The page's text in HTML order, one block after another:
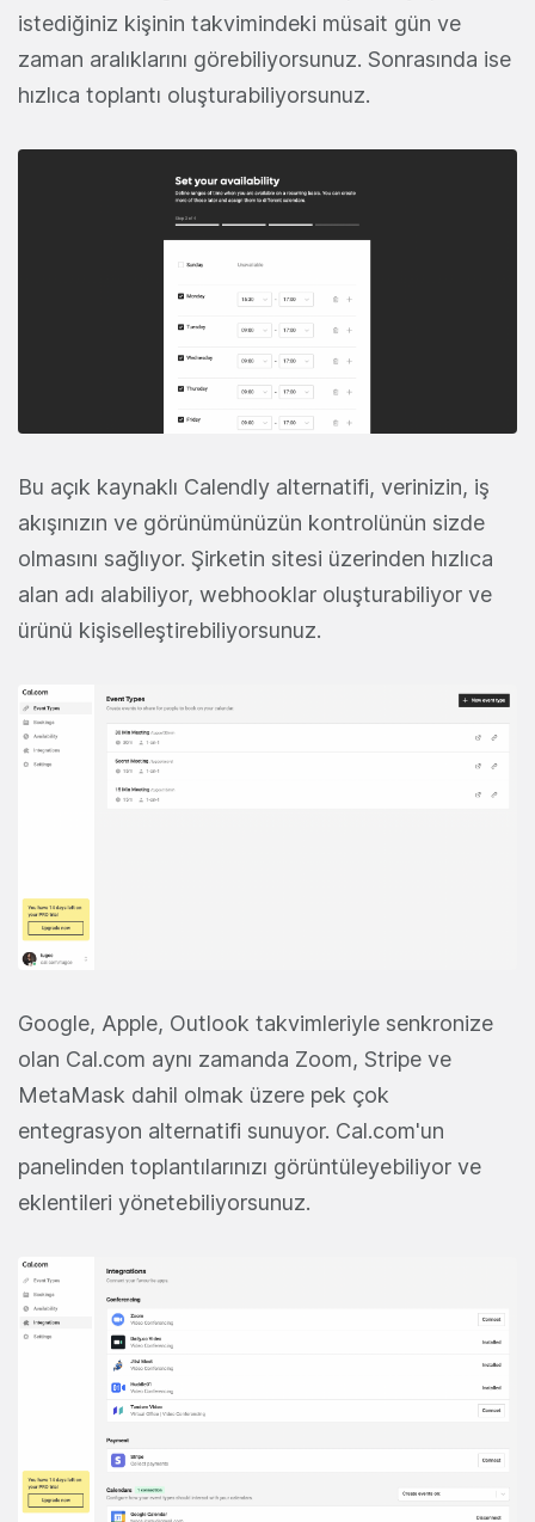
istediğiniz kişinin takvimindeki müsait gün ve
zaman aralıklarını görebiliyorsunuz. Sonrasında ise
hızlıca toplantı oluşturabiliyorsunuz.
Bu açık kaynaklı Calendly alternatifi, verinizin, iş
akışınızın ve görünümünüzün kontrolünün sizde
olmasını sağlıyor. Şirketin sitesi üzerinden hızlıca
alan adı alabiliyor, webhooklar oluşturabiliyor ve
ürünü kişiselleştirebiliyorsunuz.
Google, Apple, Outlook takvimleriyle senkronize
olan Cal.com aynı zamanda Zoom, Stripe ve
MetaMask dahil olmak üzere pek çok
entegrasyon alternatifi sunuyor. Cal.com'un
panelinden toplantılarınızı görüntüleyebiliyor ve
eklentileri yönetebiliyorsunuz.